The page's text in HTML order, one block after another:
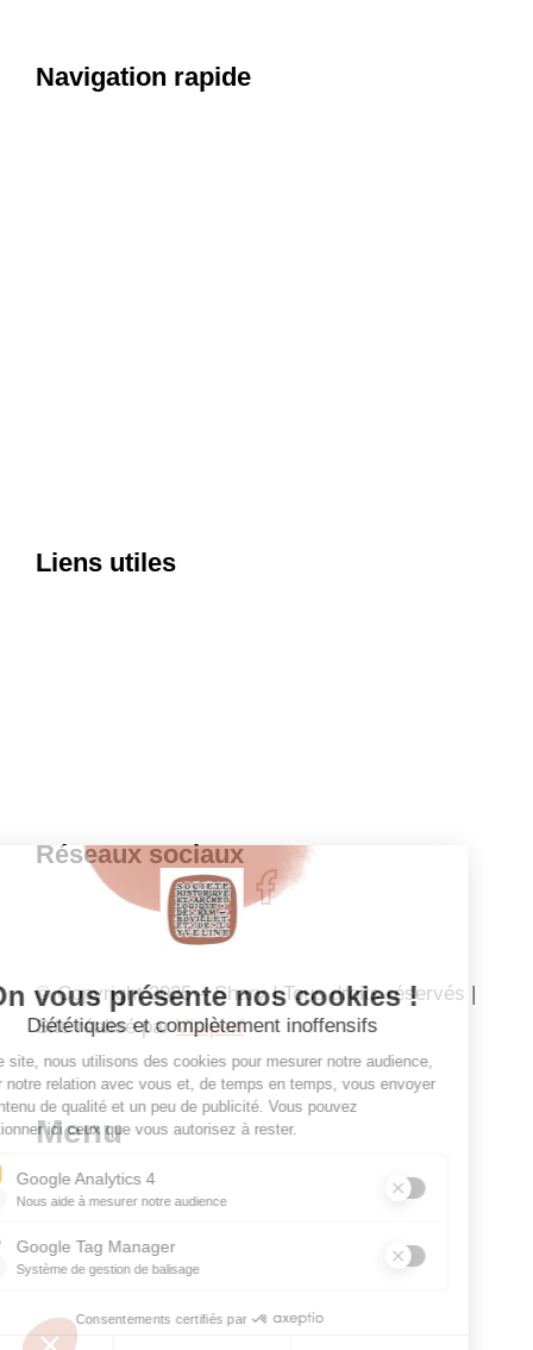
Navigation rapide
Liens utiles
Réseaux sociaux
© Copyright 2025 – Shary | Tous droits réservés |
Site réalisé parVisiperf
Menu